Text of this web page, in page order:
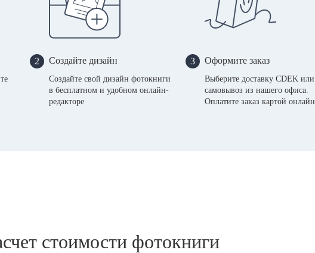
2 Создайте дизайн
Создайте свой дизайн фотокниги
в бесплатном и удобном онлайн-
редакторе
3 Оформите заказ
Выберите доставку CDEK или
самовывоз из нашего офиса.
Оплатите заказ картой онлайн
стоимости фотокниги